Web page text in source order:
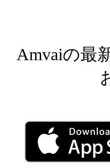
Amvaiの最